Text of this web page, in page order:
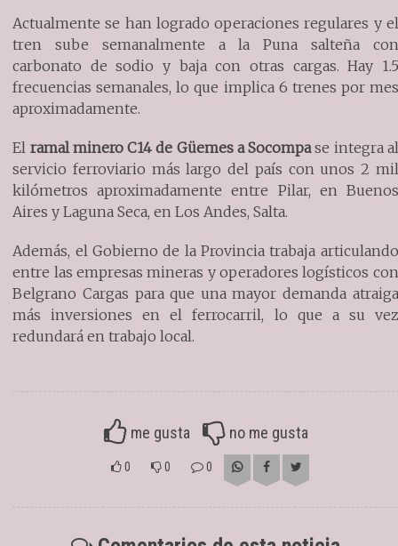
Actualmente se han logrado operaciones regulares y el
tren sube semanalmente a la Puna salteña con
carbonato de sodio y baja con otras cargas. Hay 1.5
frecuencias semanales, lo que implica 6 trenes por mes
aproximadamente.
El ramal minero C14 de Güemes a Socompase integra al
servicio ferroviario más largo del país con unos 2 mil
kilómetros aproximadamente entre Pilar, en Buenos
Aires y Laguna Seca, en Los Andes, Salta.
Además, el Gobierno de la Provincia trabaja articulando
entre las empresas mineras y operadores logísticos con
Belgrano Cargas para que una mayor demanda atraiga
más inversiones en el ferrocarril, lo que a su vez
redundará en trabajo local.
me gusta no me gusta
0 0 0